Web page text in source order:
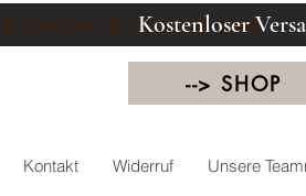
Kostenloser Versand ab 100€
Kostenloser
Kontakt Widerruf Unsere
--> SHOP